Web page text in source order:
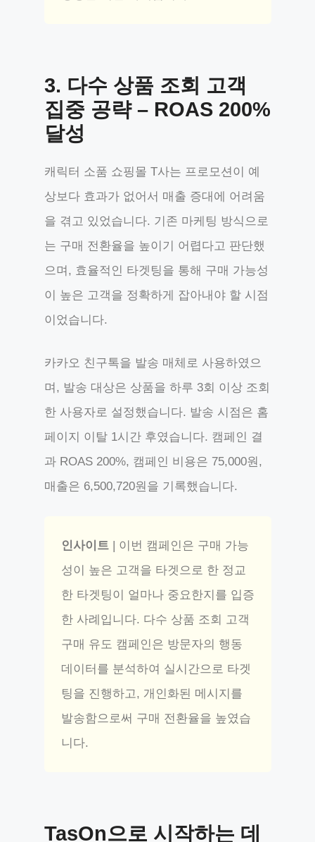
3. 다수 상품 조회 고객
집중 공략 – ROAS 200%
달성
캐릭터 소품 쇼핑몰 T사는 프로모션이 예
상보다 효과가 없어서 매출 증대에 어려움
을 겪고 있었습니다. 기존 마케팅 방식으로
는 구매 전환율을 높이기 어렵다고 판단했
으며, 효율적인 타겟팅을 통해 구매 가능성
이 높은 고객을 정확하게 잡아내야 할 시점
이었습니다.
카카오 친구톡을 발송 매체로 사용하였으
며, 발송 대상은 상품을 하루 3회 이상 조회
한 사용자로 설정했습니다. 발송 시점은 홈
페이지 이탈 1시간 후였습니다. 캠페인 결
과 ROAS 200%, 캠페인 비용은 75,000원,
매출은 6,500,720원을 기록했습니다.
인사이트| 이번 캠페인은 구매 가능
성이 높은 고객을 타겟으로 한 정교
한 타겟팅이 얼마나 중요한지를 입증
한 사례입니다. 다수 상품 조회 고객
구매 유도 캠페인은 방문자의 행동
데이터를 분석하여 실시간으로 타겟
팅을 진행하고, 개인화된 메시지를
발송함으로써 구매 전환율을 높였습
니다.
TasOn으로 시작하는 데